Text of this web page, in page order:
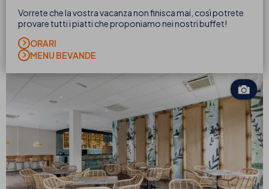
Vorrete che la vostra vacanza non finisca mai, così potrete
provare tutti i piatti che proponiamo nei nostri buffet!
ORARI
MENU BEVANDE